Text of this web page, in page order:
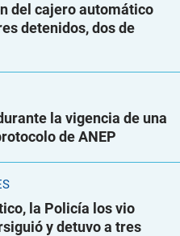
del cajero automático
detenidos, dos de
la vigencia de una
de ANEP
la Policía los vio
y detuvo a tres